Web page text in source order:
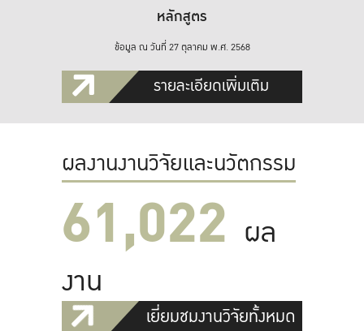
หลักสูตร
ข้อมูล ณ วันที่ 27 ตุลาคม พ.ศ. 2568
รายละเอียดเพิ่มเติม
ผลงานงานวิจัยและนวัตกรรม
61,022 ผล
งาน
เยี่ยมชมงานวิจัยทั้งหมด